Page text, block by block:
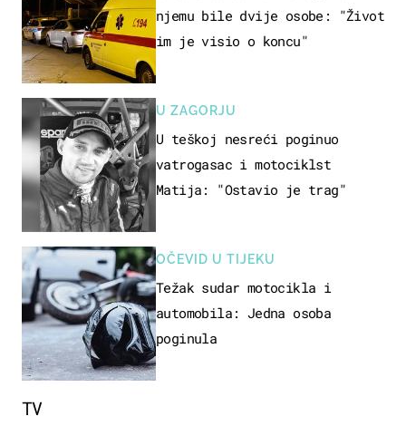
njemu bile dvije osobe: "Život
im je visio o koncu"
U ZAGORJU
U teškoj nesreći poginuo
vatrogasac i motociklst
Matija: "Ostavio je trag"
OČEVID U TIJEKU
Težak sudar motocikla i
automobila: Jedna osoba
poginula
TV